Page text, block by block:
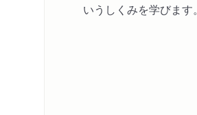
いうしくみを学びます。